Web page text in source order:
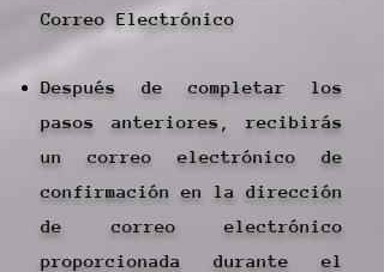
Correo Electrónico
Después de completar los
pasos anteriores, recibirás
un correo electrónico de
confirmación en la dirección
de correo electrónico
proporcionada durante el